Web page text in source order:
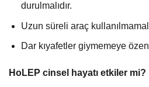
durulmalıdır.
Uzun süreli araç
Dar kıyafetler giymemeye
HoLEP cinsel hayatı etkiler mi?